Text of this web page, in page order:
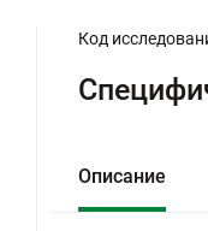
Код
Описание